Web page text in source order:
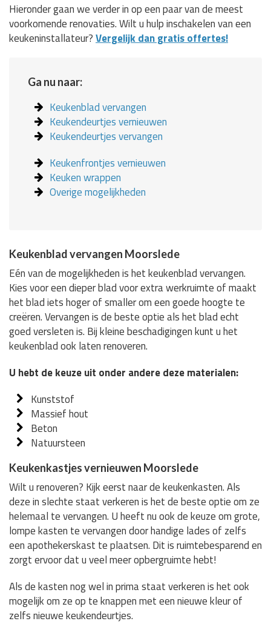
Hieronder gaan we verder in op een paar van de meest
voorkomende renovaties. Wilt u hulp inschakelen van een
keukeninstallateur?Vergelijk dan gratis offertes!
Ga nu naar:
Keukenblad vervangen
Keukendeurtjes vernieuwen
Keukendeurtjes vervangen
Keukenfrontjes vernieuwen
Keuken wrappen
Overige mogelijkheden
Keukenblad vervangen Moorslede
Eén van de mogelijkheden is het keukenblad vervangen.
Kies voor een dieper blad voor extra werkruimte of maakt
het blad iets hoger of smaller om een goede hoogte te
creëren. Vervangen is de beste optie als het blad echt
goed versleten is. Bij kleine beschadigingen kunt u het
keukenblad ook laten renoveren.
U hebt de keuze uit onder andere deze materialen:
Kunststof
Massief hout
Beton
Natuursteen
Keukenkastjes vernieuwen Moorslede
Wilt u renoveren? Kijk eerst naar de keukenkasten. Als
deze in slechte staat verkeren is het de beste optie om ze
helemaal te vervangen. U heeft nu ook de keuze om grote,
lompe kasten te vervangen door handige lades of zelfs
een apothekerskast te plaatsen. Dit is ruimtebesparend en
zorgt ervoor dat u veel meer opbergruimte hebt!
Als de kasten nog wel in prima staat verkeren is het ook
mogelijk om ze op te knappen met een nieuwe kleur of
zelfs nieuwe keukendeurtjes.